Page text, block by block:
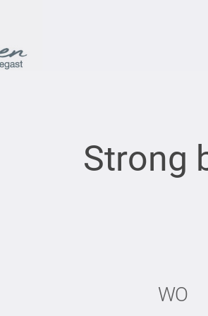
Strong
WO